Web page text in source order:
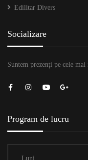
Edilitar Divers
Socializare
Suntem prezenți pe cele
Program de lucru
Luni